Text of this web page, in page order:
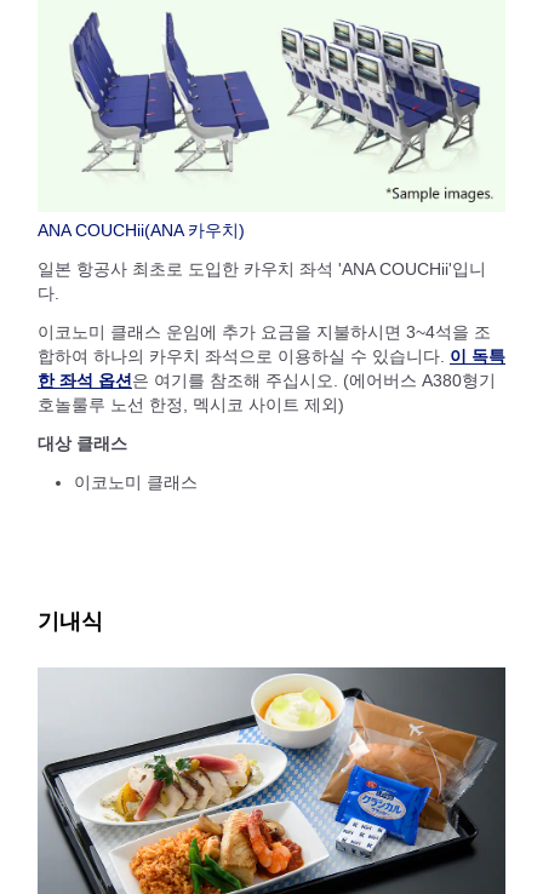
ANA COUCHii(ANA 카우치)
일본 항공사 최초로 도입한 카우치 좌석 'ANA COUCHii'입니
다.
이코노미 클래스 운임에 추가 요금을 지불하시면 3~4석을 조
합하여 하나의 카우치 좌석으로 이용하실 수 있습니다. 이 독특
한 좌석 옵션은 여기를 참조해 주십시오. (에어버스 A380형기
호놀룰루 노선 한정, 멕시코 사이트 제외)
대상 클래스
이코노미 클래스
기내식